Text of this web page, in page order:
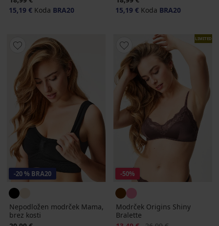
15,19 € Koda BRA20
15,19 € Koda BRA20
-20 % BRA20
Nepodložen modrček Mama,
brez kosti
LIMITED
-50%
Modrček Origins Shiny
Bralette